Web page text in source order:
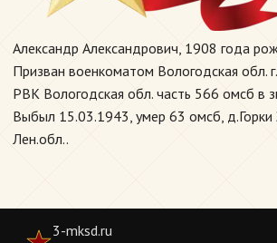
Александр Александрович, 1908 года
Призван военкоматом Вологодская обл.
РВК Вологодская обл. часть 566 омсб в
Выбыл 15.03.1943, умер 63 омсб, д.Горки
Лен.обл..
3-mksd.ru